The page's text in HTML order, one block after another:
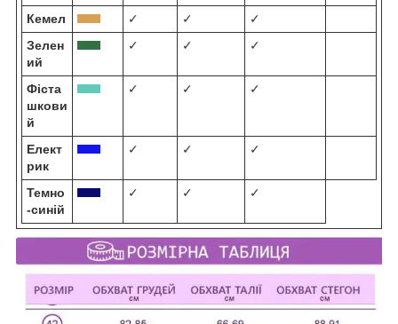
Кемел ✓ ✓
✓
Зелен
ий
✓ ✓ ✓
Фіста
шкови
й
✓ ✓ ✓
Елект
рик
✓ ✓ ✓
Темно
-синій
✓ ✓ ✓